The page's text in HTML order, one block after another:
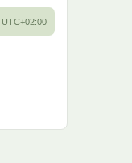
UTC+02:00